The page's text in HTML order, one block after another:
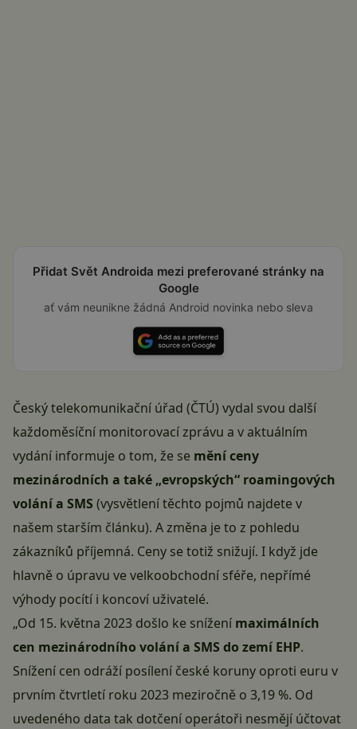
Přidat Svět Androida mezi preferované stránky na
Google
ať vám neunikne žádná Android novinka nebo sleva
Český telekomunikační úřad (ČTÚ) vydal svou další
každoměsíční monitorovací zprávu a v aktuálním
vydání informuje o tom, že se mění ceny
mezinárodních a také „evropských“ roamingových
volání a SMS (vysvětlení těchto pojmů najdete v
našem starším článku). A změna je to z pohledu
zákazníků příjemná. Ceny se totiž snižují. I když jde
hlavně o úpravu ve velkoobchodní sféře, nepřímé
výhody pocítí i koncoví uživatelé.
„Od 15. května 2023 došlo ke snížení maximálních
cen mezinárodního volání a SMS do zemí EHP.
Snížení cen odráží posílení české koruny oproti euru v
prvním čtvrtletí roku 2023 meziročně o 3,19 %. Od
uvedeného data tak dotčení operátoři nesmějí účtovat